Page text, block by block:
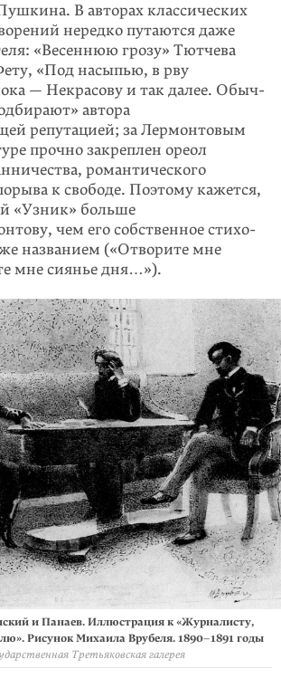
В авторах классических
неред­ко путаются даже
«Весеннюю грозу» Тютчева
«Под насыпью, в рву
— Некрасову и так далее. Обыч­
автора
репутацией; за Лермонто­вым
прочно закреплен ореол
романтического
к свободе. Поэтому кажется,
«Узник» больше
чем его собственное стихо­
названием («Отворите мне
мне сиянье дня…»).
и Панаев. Иллюстрация к «Журналисту,
Рисунок Михаила Врубеля. 1890–1891 годы
Третьяковская галерея